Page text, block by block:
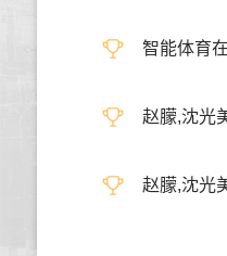
智能体育
赵朦,沈光
赵朦,沈光